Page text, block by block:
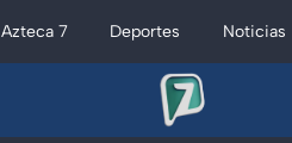
Azteca 7 Deportes Noticias